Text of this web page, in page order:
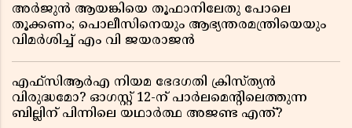
അർജുൻ ആയങ്കിയെ തൂഫാനിലേതു പോലെ
തൂക്കണം; പൊലീസിനെയും ആഭ്യന്തരമന്ത്രിയെയും
വിമർശിച്ച് എം വി ജയരാജൻ
എഫ്സിആർഎ നിയമ ഭേദഗതി ക്രിസ്ത്യൻ
വിരുദ്ധമോ? ഓഗസ്റ്റ് 12-ന് പാർലമെന്റിലെത്തുന്ന
ബില്ലിന് പിന്നിലെ യഥാർത്ഥ അജണ്ട എന്ത്?